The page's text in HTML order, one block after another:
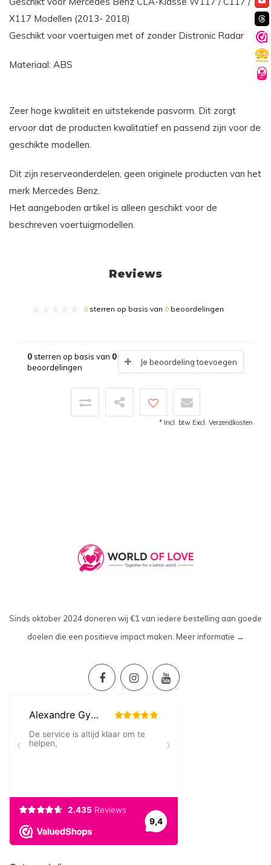
X117 Modellen (2013- 2018)
Geschikt voor voertuigen met of zonder Distronic Radar
Materiaal: ABS
Zeer hoge kwaliteit en uitstekende pasvorm. Dit zorgt
ervoor dat de producten kwalitatief en passend zijn voor de
geschikte modellen.
Dit zijn reserveonderdelen, geen originele producten van het
merk Mercedes Benz.
Het aangeboden artikel is alleen geschikt voor de
beschreven voertuigmodellen.
Reviews
0 sterren op basis van 0 beoordelingen
0sterren op basis van 0
beoordelingen
Je beoordeling toevoegen
* Incl. btw Excl. Verzendkosten
Sinds oktober 2024 doneren wij €1 van iedere bestelling aan goede
doelen die een positieve impact maken. Meer informatie →